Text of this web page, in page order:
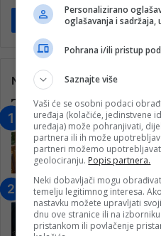
Pročitaj više
Najčitanije
– Konjic je
25
15. Februara
Konjičanke
ulazom na
Personalizirano
oglašavanja i sadržaja,
Pohrana i/ili pristup
Saznajte više
Vaši će se osobni podaci
uređaja (kolačiće, jedinstvene
uređaja) može pohranjivati,
partnera ili ih može
partneri možemo
geolociranju. Popis partnera.
Neki dobavljači mogu
temelju legitimnog interesa.
nastavku možete upravljati
dnu ove stranice ili na
pristankom ili povlačenje